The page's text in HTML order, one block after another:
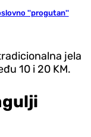
''progutan''
jela
10 i 20 KM.